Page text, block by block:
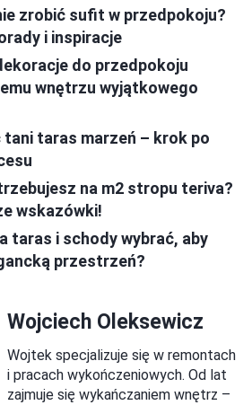
zrobić sufit w przedpokoju?
i inspiracje
do przedpokoju
wnętrzu wyjątkowego
taras marzeń – krok po
na m2 stropu teriva?
wskazówki!
taras i schody wybrać, aby
przestrzeń?
Wojciech Oleksewicz
Wojtek specjalizuje się w remontach
i pracach wykończeniowych. Od lat
zajmuje się wykańczaniem wnętrz –